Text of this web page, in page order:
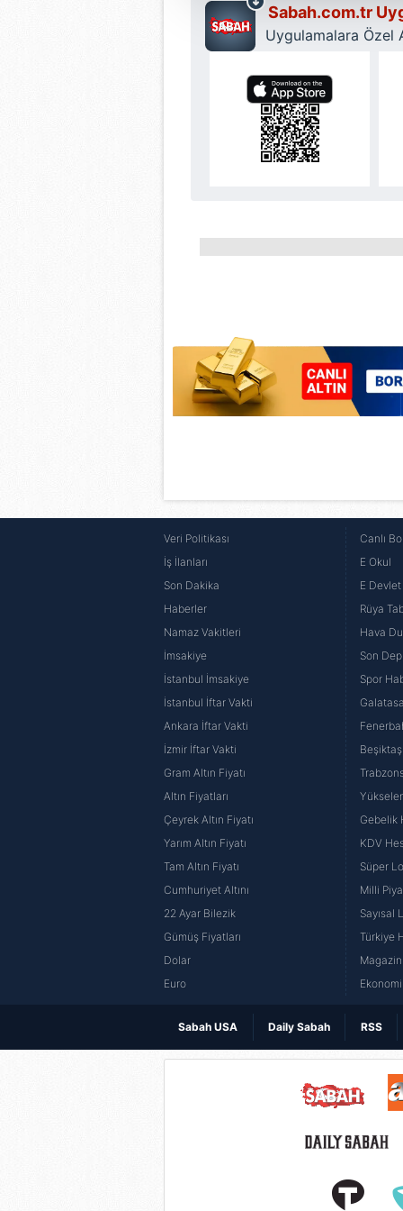
amacıyla kullanılmaktadır.
reklam/pazarlama
Çerezlere ilişkin tercihlerinizi
butonuna tıklayabilir,
Çerez
6698 sayılı Kişisel Verilerin
Sabah.com.tr
Uygulamalara Özel
Veri Politikası
İş İlanları
Son Dakika
Haberler
Namaz Vakitleri
İmsakiye
İstanbul İmsakiye
İstanbul İftar Vakti
Ankara İftar Vakti
İzmir İftar Vakti
Gram Altın Fiyatı
Altın Fiyatları
Çeyrek Altın Fiyatı
Yarım Altın Fiyatı
Tam Altın Fiyatı
Cumhuriyet Altını
22 Ayar Bilezik
Gümüş Fiyatları
Dolar
Euro
Canlı
E Okul
E
Rüya
Hava
Son
Spor
Gebelik
KDV
Süper
Milli
Sayısal
Türkiye
Sabah USA Daily Sabah RSS